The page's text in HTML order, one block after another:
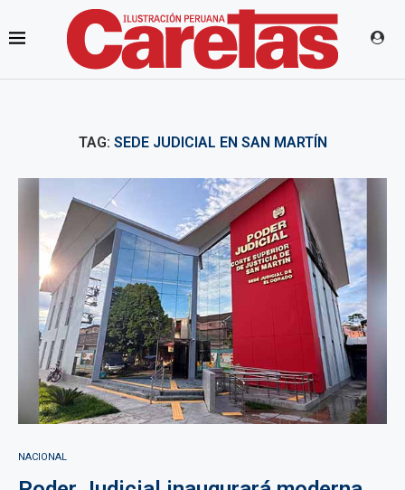
TAG: SEDE JUDICIAL EN SAN MARTÍN
NACIONAL